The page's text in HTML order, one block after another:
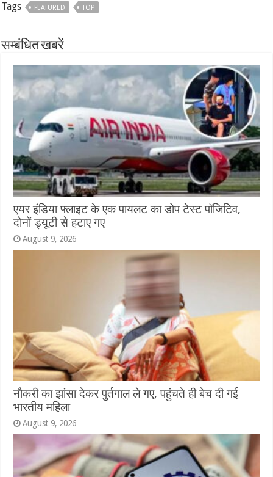
Tags FEATURED TOP
सम्बंधित खबरें
एयर इंडिया फ्लाइट के एक पायलट का डोप टेस्ट पॉजिटिव,
दोनों ड्यूटी से हटाए गए
August 9, 2026
नौकरी का झांसा देकर पुर्तगाल ले गए, पहुंचते ही बेच दी गई
भारतीय महिला
August 9, 2026